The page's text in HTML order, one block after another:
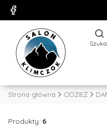
Strona główna ODZIEŻ
Produkty: 6